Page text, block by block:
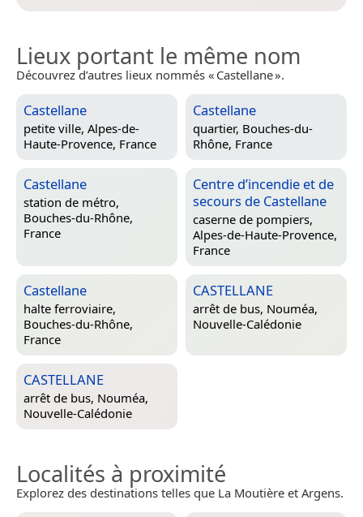
Lieux portant le même nom
Découvrez d’autres lieux nommés « Castellane ».
Castellane
petite ville, Alpes-de-
Haute-Provence, France
Castellane
quartier, Bouches-du-
Rhône, France
Castellane
station de métro,
Bouches-du-Rhône,
France
Centre d’incendie et de
secours de Castellane
caserne de pompiers,
Alpes-de-Haute-Provence,
France
Castellane
halte ferroviaire,
Bouches-du-Rhône,
France
CASTELLANE
arrêt de bus, Nouméa,
Nouvelle-Calédonie
CASTELLANE
arrêt de bus, Nouméa,
Nouvelle-Calédonie
Localités à proximité
Explorez des destinations telles que La Moutière et Argens.